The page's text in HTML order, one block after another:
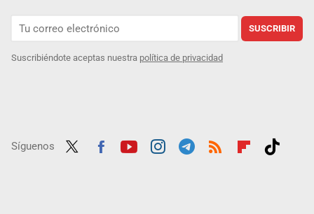
SUSCRIBIR
Suscribiéndote aceptas nuestra política de privacidad
Síguenos